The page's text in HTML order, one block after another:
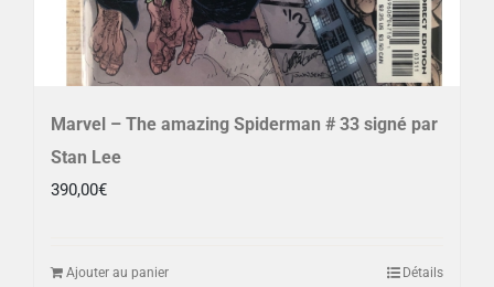
Marvel – The amazing Spiderman # 33 signé par
Stan Lee
390,00€
Ajouter au panier Détails